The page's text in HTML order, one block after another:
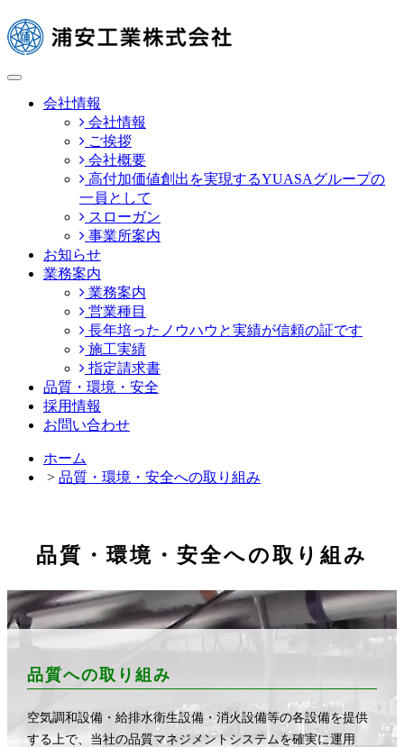
toggle
navigation会社情報
会社情報
ご挨拶
会社概要
高付加価値創出を実現するYUASAグループの
一員として
スローガン
事業所案内
お知らせ
業務案内
業務案内
営業種目
長年培ったノウハウと実績が信頼の証です
施工実績
指定請求書
品質・環境・安全
採用情報
お問い合わせ
ホーム
> 品質・環境・安全への取り組み
品質・環境・安全への取り組み
品質への取り組み
空気調和設備・給排水衛生設備・消火設備等の各設備を提供
する上で、当社の品質マネジメントシステムを確実に運用